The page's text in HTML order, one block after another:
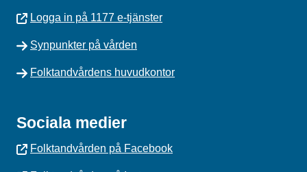
Logga in på 1177 e-tjänster
Synpunkter på vården
Folktandvårdens huvudkontor
Sociala medier
Folktandvården på Facebook